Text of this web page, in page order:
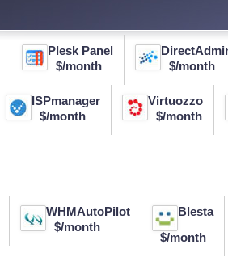
Plesk Panel
$/month
$/month
ISPmanager
$/month
Virtuozzo
$/month
WHMAutoPilot
$/month
Blesta
$/month